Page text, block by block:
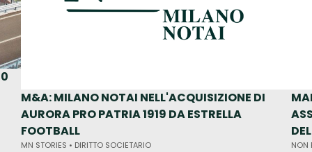
M&A: MILANO NOTAI NELL'ACQUISIZIONE DI
AURORA PRO PATRIA 1919 DA ESTRELLA
FOOTBALL
MN STORIES • DIRITTO SOCIETARIO NON